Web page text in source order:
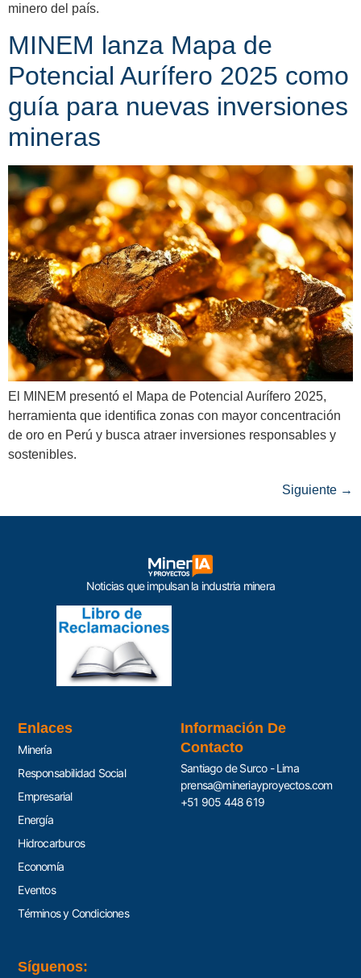
minero del país.
MINEM lanza Mapa de
Potencial Aurífero 2025 como
guía para nuevas inversiones
mineras
El MINEM presentó el Mapa de Potencial Aurífero 2025,
herramienta que identifica zonas con mayor concentración
de oro en Perú y busca atraer inversiones responsables y
sostenibles.
Siguiente →
Noticias que impulsan la industria minera
Enlaces
Minería
Responsabilidad Social
Empresarial
Energía
Hidrocarburos
Economía
Eventos
Términos y Condiciones
Información De
Contacto
Santiago de Surco - Lima
prensa@mineriayproyectos.com
+51 905 448 619
Síguenos: